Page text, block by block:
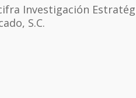
Investigación
S.C.